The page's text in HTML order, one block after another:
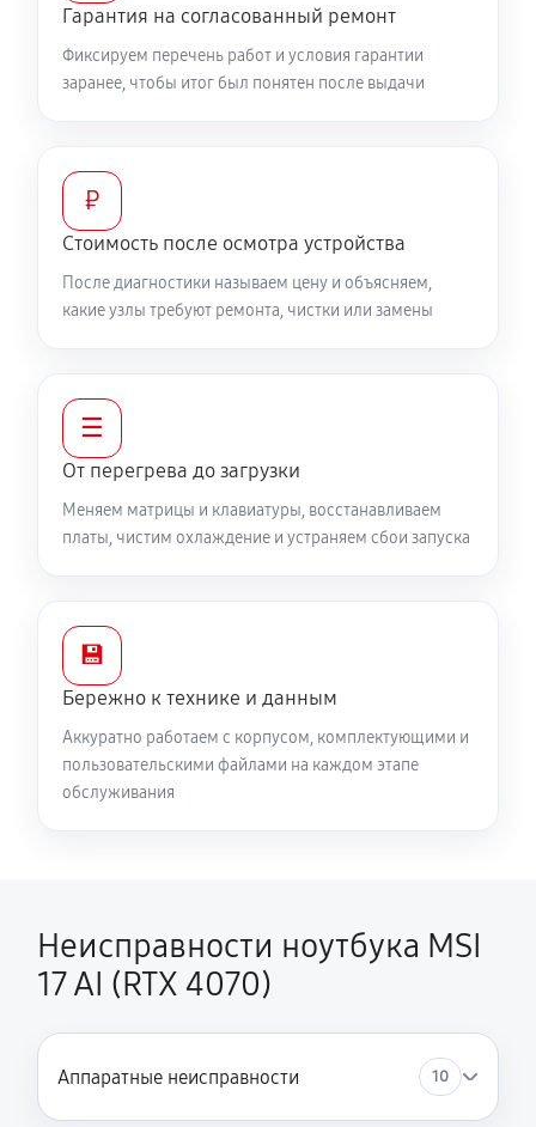
1080 руб 90 минут
Настройка ОС ноутбука MSI 17 AI (RTX 4070)
Замена HDMI ноутбука MSI 17 AI (RTX 4070)
Гарантия на согласованный ремонт
Фиксируем перечень работ и условия гарантии
заранее, чтобы итог был понятен после выдачи
₽
Стоимость после осмотра устройства
После диагностики называем цену и объясняем,
какие узлы требуют ремонта, чистки или замены
☰
От перегрева до загрузки
Меняем матрицы и клавиатуры, восстанавливаем
платы, чистим охлаждение и устраняем сбои запуска
💾
Бережно к технике и данным
Аккуратно работаем с корпусом, комплектующими и
пользовательскими файлами на каждом этапе
обслуживания
Неисправности ноутбука MSI
17 AI (RTX 4070)
Аппаратные неисправности 10